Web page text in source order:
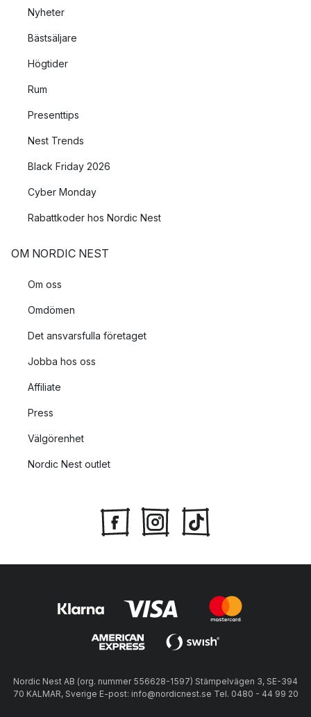
Nyheter
Bästsäljare
Högtider
Rum
Presenttips
Nest Trends
Black Friday 2026
Cyber Monday
Rabattkoder hos Nordic Nest
OM NORDIC NEST
Om oss
Omdömen
Det ansvarsfulla företaget
Jobba hos oss
Affiliate
Press
Välgörenhet
Nordic Nest outlet
Nordic Nest AB (org. nummer 556628-1597) Stämpelvägen 3, SE-394
70 KALMAR, Sverige E-post: info@nordicnest.se Tel. 0480 - 44 99 20